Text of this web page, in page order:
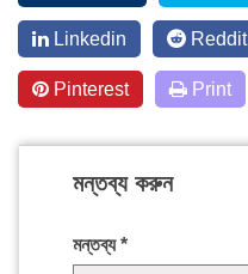
Linkedin Reddit
Pinterest Print
মন্তব্য করুন
মন্তব্য*